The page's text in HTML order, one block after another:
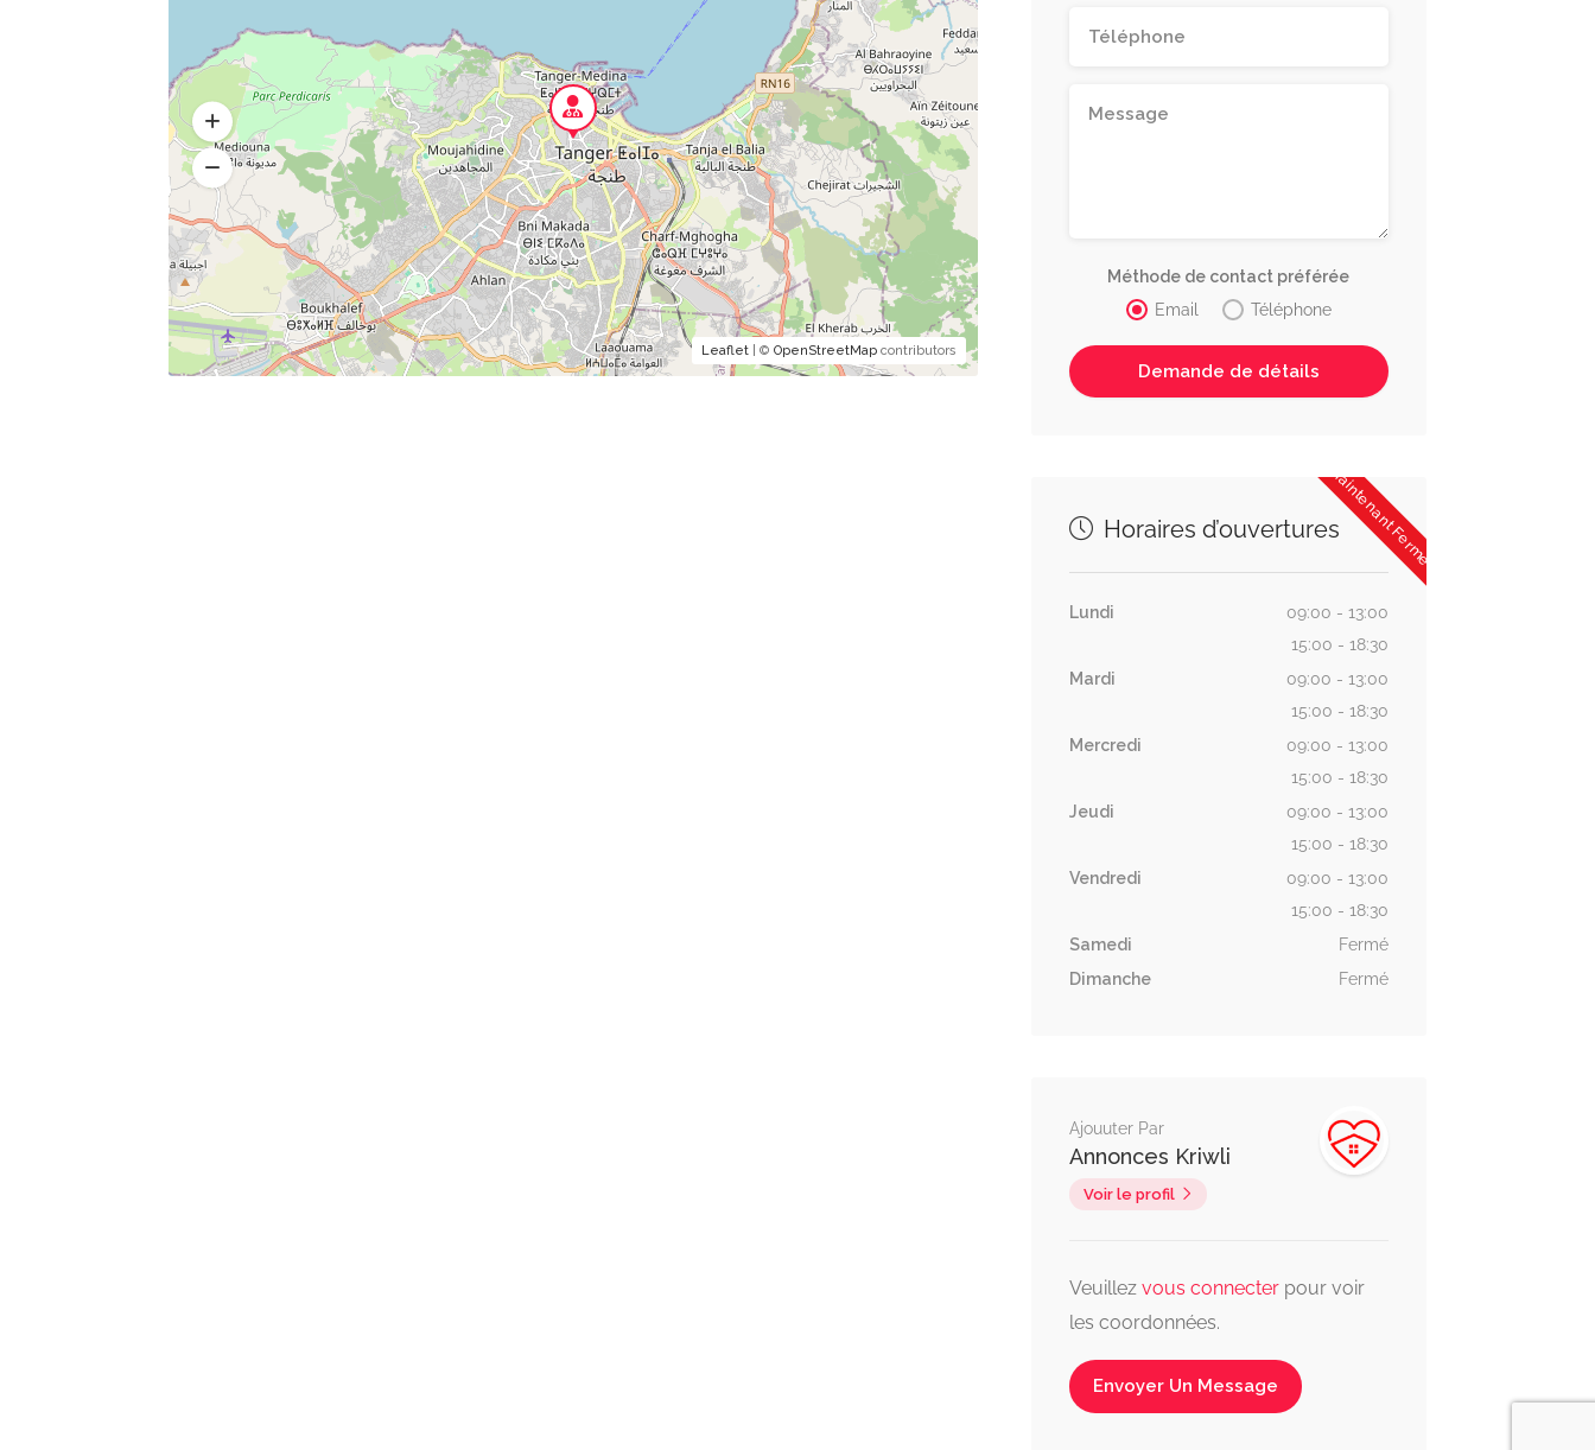
Leaflet| © OpenStreetMapcontributors
Méthode de contact préférée
Email
Téléphone
Maintenant Fermée
Horaires d’ouvertures
Lundi
09:00 - 13:00
15:00 - 18:30
Mardi
09:00 - 13:00
15:00 - 18:30
Mercredi
09:00 - 13:00
15:00 - 18:30
Jeudi
09:00 - 13:00
15:00 - 18:30
Vendredi
09:00 - 13:00
15:00 - 18:30
Samedi
Fermé
Dimanche
Fermé
Ajouuter Par
Annonces Kriwli
Voir le profil
Veuillez vous connecter pour voir
les coordonnées.
Envoyer Un Message